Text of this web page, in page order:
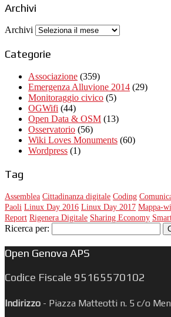
Archivi
Archivi
Categorie
Associazione (359)
Emergenza Alluvione 2014 (29)
Monitoraggio civico (5)
OGWifi (44)
Open Data & OSM (13)
Osservatorio (56)
Wiki Loves Monuments (60)
Wordpress (1)
Tag
Assemblea Cittadinanza digitale Coding
Paoli Linux Day 2016 Linux Day 2017 Mappa-
Report Rigenera Digitale Sharing Economy
Ricerca per:
Open Genova APS
Codice Fiscale 95165570102
Indirizzo - Piazza Matteotti n. 5 c/o